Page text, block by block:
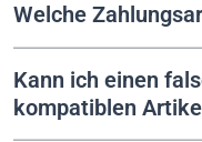
Welche
Kann ich einen
kompatiblen